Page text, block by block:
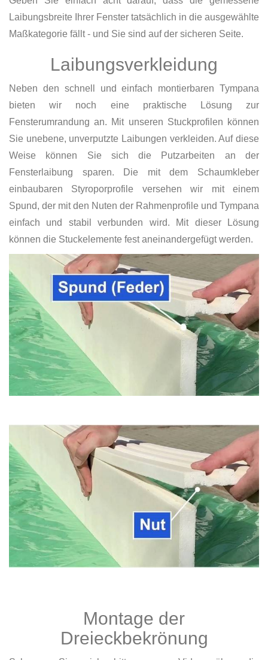
Laibungsbreite Ihrer Fenster tatsächlich in die ausgewählte
Maßkategorie fällt - und Sie sind auf der sicheren Seite.
Laibungsverkleidung
Neben den schnell und einfach montierbaren Tympana
bieten wir noch eine praktische Lösung zur
Fensterumrandung an. Mit unseren Stuckprofilen können
Sie unebene, unverputzte Laibungen verkleiden. Auf diese
Weise können Sie sich die Putzarbeiten an der
Fensterlaibung sparen. Die mit dem Schaumkleber
einbaubaren Styroporprofile versehen wir mit einem
Spund, der mit den Nuten der Rahmenprofile und Tympana
einfach und stabil verbunden wird. Mit dieser Lösung
können die Stuckelemente fest aneinandergefügt werden.
Montage der
Dreieckbekrönung